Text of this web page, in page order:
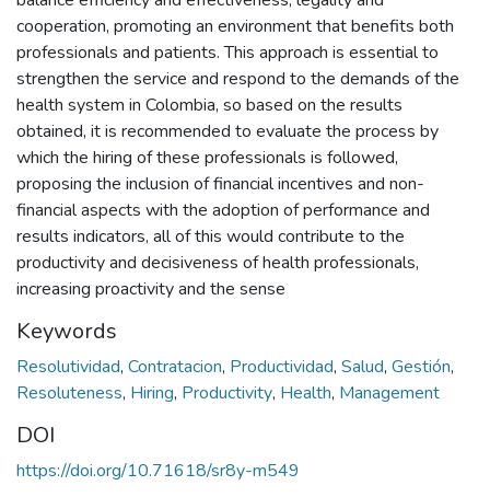
cooperation, promoting an environment that benefits both
professionals and patients. This approach is essential to
strengthen the service and respond to the demands of the
health system in Colombia, so based on the results
obtained, it is recommended to evaluate the process by
which the hiring of these professionals is followed,
proposing the inclusion of financial incentives and non-
financial aspects with the adoption of performance and
results indicators, all of this would contribute to the
productivity and decisiveness of health professionals,
increasing proactivity and the sense
Keywords
Resolutividad, Contratacion, Productividad, Salud, Gestión,
Resoluteness, Hiring, Productivity, Health, Management
DOI
https://doi.org/10.71618/sr8y-m549